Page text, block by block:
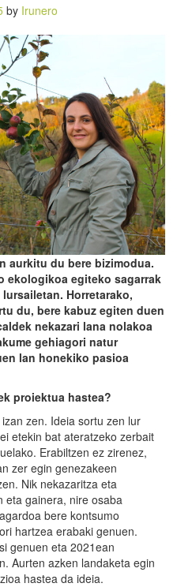
by Irunero
aurkitu du bere bizimodua.
ekologikoa egiteko sagarrak
Horretarako,
du, bere kabuz egiten duen
nekazari lana nolakoa
gehiagori natur
lan honekiko pasioa
proiektua hastea?
zen. Ideia sortu zen lur
etekin bat ateratzeko zerbait
Erabiltzen ez zirenez,
zer egin genezakeen
Nik nekazaritza eta
eta gainera, nire osaba
bere kontsumo
hartzea erabaki genuen.
genuen eta 2021ean
Aurten azken landaketa egin
hastea da ideia.